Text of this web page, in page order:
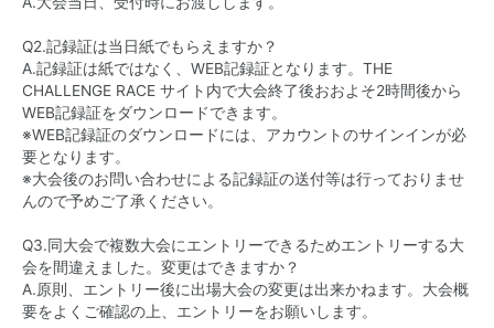
Q2.記録証は当日紙でもらえますか？
A.記録証は紙ではなく、WEB記録証となります。THE
CHALLENGE RACE サイト内で大会終了後おおよそ2時間後から
WEB記録証をダウンロードできます。
※WEB記録証のダウンロードには、アカウントのサインインが必
要となります。
※大会後のお問い合わせによる記録証の送付等は行っておりませ
んので予めご了承ください。
Q3.同大会で複数大会にエントリーできるためエントリーする大
会を間違えました。変更はできますか？
A.原則、エントリー後に出場大会の変更は出来かねます。大会概
要をよくご確認の上、エントリーをお願いします。